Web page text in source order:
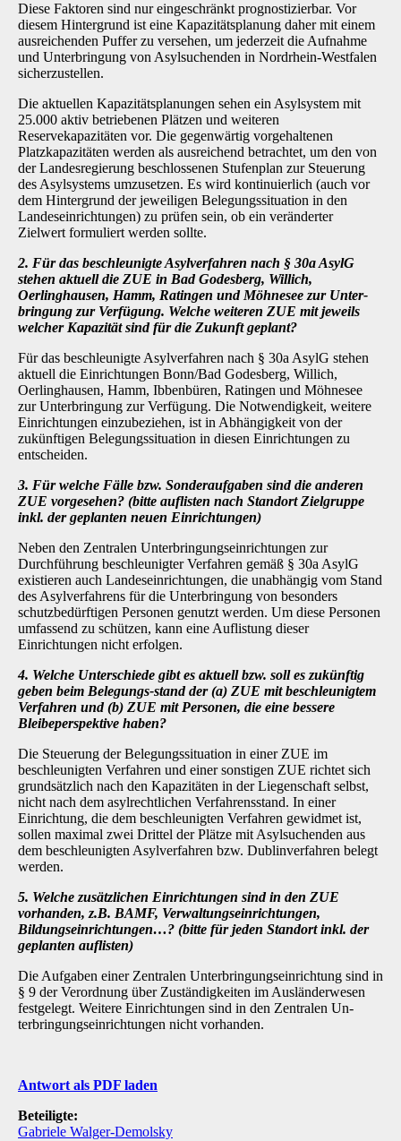
Diese Faktoren sind nur eingeschränkt prognostizierbar. Vor
diesem Hintergrund ist eine Ka­pazitätsplanung daher mit einem
ausreichenden Puffer zu versehen, um jederzeit die Auf­nahme
und Unterbringung von Asylsuchenden in Nordrhein-Westfalen
sicherzustellen.
Die aktuellen Kapazitätsplanungen sehen ein Asylsystem mit
25.000 aktiv betriebenen Plätzen und weiteren
Reservekapazitäten vor. Die gegenwärtig vorgehaltenen
Platzkapazitäten wer­den als ausreichend betrachtet, um den von
der Landesregierung beschlossenen Stufenplan zur Steuerung
des Asylsystems umzusetzen. Es wird kontinuierlich (auch vor
dem Hintergrund der jeweiligen Belegungssituation in den
Landeseinrichtungen) zu prüfen sein, ob ein verän­derter
Zielwert formuliert werden sollte.
2. Für das beschleunigte Asylverfahren nach § 30a AsylG
stehen aktuell die ZUE in Bad Godesberg, Willich,
Oerlinghausen, Hamm, Ratingen und Möhnesee zur Unter­
bringung zur Verfügung. Welche weiteren ZUE mit jeweils
welcher Kapazität sind für die Zukunft geplant?
Für das beschleunigte Asylverfahren nach § 30a AsylG stehen
aktuell die Einrichtungen Bonn/Bad Godesberg, Willich,
Oerlinghausen, Hamm, Ibbenbüren, Ratingen und Möhnesee
zur Unterbringung zur Verfügung. Die Notwendigkeit, weitere
Einrichtungen einzubeziehen, ist in Abhängigkeit von der
zukünftigen Belegungssituation in diesen Einrichtungen zu
entschei­den.
3. Für welche Fälle bzw. Sonderaufgaben sind die anderen
ZUE vorgesehen? (bitte auflisten nach Standort Zielgruppe
inkl. der geplanten neuen Einrichtungen)
Neben den Zentralen Unterbringungseinrichtungen zur
Durchführung beschleunigter Verfah­ren gemäß § 30a AsylG
existieren auch Landeseinrichtungen, die unabhängig vom Stand
des Asylverfahrens für die Unterbringung von besonders
schutzbedürftigen Personen genutzt wer­den. Um diese Personen
umfassend zu schützen, kann eine Auflistung dieser
Einrichtungen nicht erfolgen.
4. Welche Unterschiede gibt es aktuell bzw. soll es zukünftig
geben beim Belegungs-stand der (a) ZUE mit beschleunigtem
Verfahren und (b) ZUE mit Personen, die eine bessere
Bleibeperspektive haben?
Die Steuerung der Belegungssituation in einer ZUE im
beschleunigten Verfahren und einer sonstigen ZUE richtet sich
grundsätzlich nach den Kapazitäten in der Liegenschaft selbst,
nicht nach dem asylrechtlichen Verfahrensstand. In einer
Einrichtung, die dem beschleunigten Ver­fahren gewidmet ist,
sollen maximal zwei Drittel der Plätze mit Asylsuchenden aus
dem be­schleunigten Asylverfahren bzw. Dublinverfahren belegt
werden.
5. Welche zusätzlichen Einrichtungen sind in den ZUE
vorhanden, z.B. BAMF, Verwal­tungseinrichtungen,
Bildungseinrichtungen…? (bitte für jeden Standort inkl. der
geplanten auflisten)
Die Aufgaben einer Zentralen Unterbringungseinrichtung sind in
§ 9 der Verordnung über Zu­ständigkeiten im Ausländerwesen
festgelegt. Weitere Einrichtungen sind in den Zentralen Un­
terbringungseinrichtungen nicht vorhanden.
Antwort als PDF laden
Beteiligte:
Gabriele Walger-Demolsky